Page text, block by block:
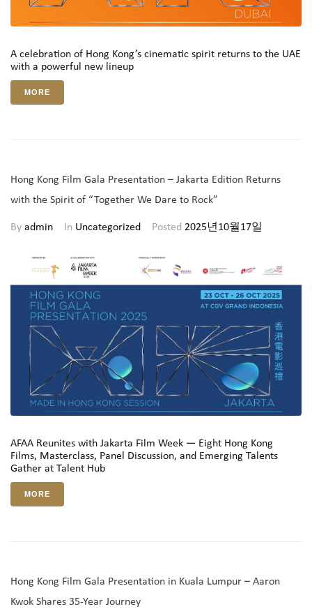
A celebration of Hong Kong’s cinematic spirit returns to the UAE
with a powerful new lineup
MORE
Hong Kong Film Gala Presentation – Jakarta Edition Returns
with the Spirit of “Together We Dare to Rock”
By admin In Uncategorized Posted 2025년10월17일
AFAA Reunites with Jakarta Film Week — Eight Hong Kong
Films, Masterclass, Panel Discussion, and Emerging Talents
Gather at Talent Hub
MORE
Hong Kong Film Gala Presentation in Kuala Lumpur – Aaron
Kwok Shares 35-Year Journey